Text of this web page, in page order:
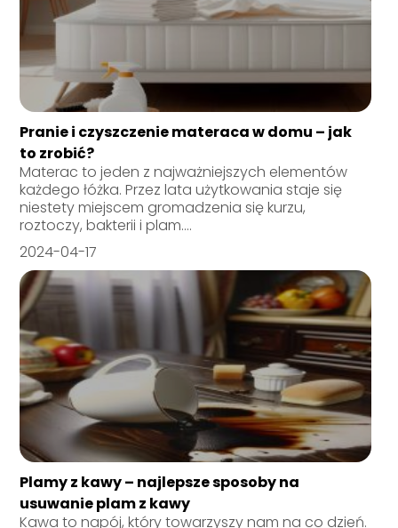
Pranie i czyszczenie materaca w domu – jak
to zrobić?
Materac to jeden z najważniejszych elementów
każdego łóżka. Przez lata użytkowania staje się
niestety miejscem gromadzenia się kurzu,
roztoczy, bakterii i plam....
2024-04-17
Plamy z kawy – najlepsze sposoby na
usuwanie plam z kawy
Kawa to napój, który towarzyszy nam na co dzień.